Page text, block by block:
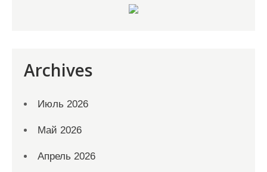
Archives
Июль 2026
Май 2026
Апрель 2026